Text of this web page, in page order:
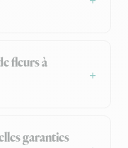
fleurs à
garanties